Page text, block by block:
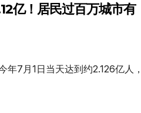
亿！居民过百万城市有
年7月1日当天达到约2.126亿人，